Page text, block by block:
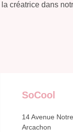
créatrice dans
SoCool
14 Avenue
Arcachon